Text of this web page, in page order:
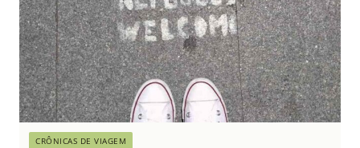
CRÔNICAS DE VIAGEM